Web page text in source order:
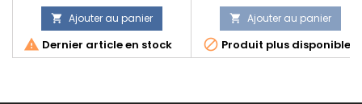
 Ajouter au panier
 Dernier article en stock
 Ajouter au panier
 Produit plus disponible